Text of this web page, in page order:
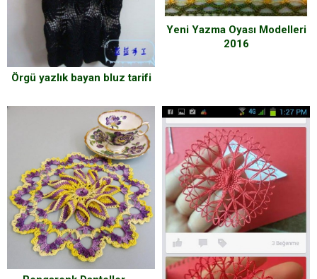
Örgü yazlık bayan bluz tarifi
Yeni Yazma Oyası Modelleri
2016